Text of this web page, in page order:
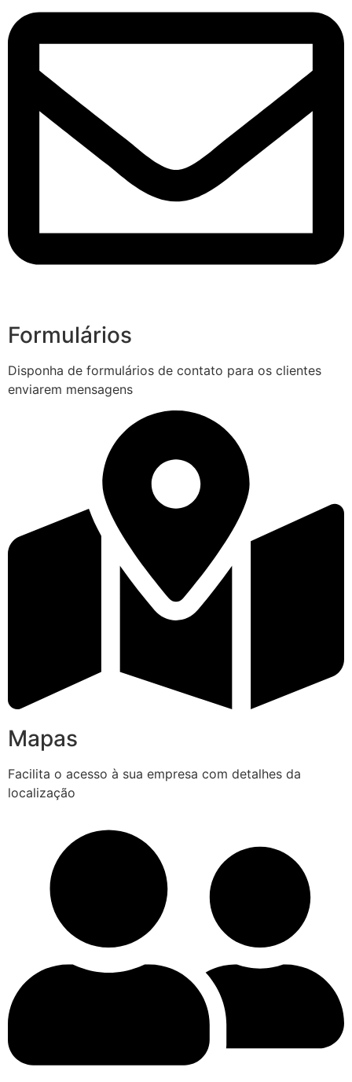
Formulários
Disponha de formulários de contato para os clientes
enviarem mensagens
Mapas
Facilita o acesso à sua empresa com detalhes da
localização